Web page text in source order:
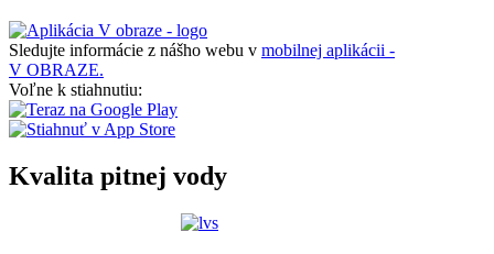
Sledujte informácie z nášho webu v mobilnej aplikácii -
V OBRAZE.
Voľne k stiahnutiu:
Kvalita pitnej vody